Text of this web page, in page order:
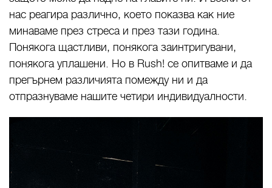
нас реагира различно, което показва как ние
минаваме през стреса и през тази година.
Понякога щастливи, понякога заинтригувани,
понякога уплашени. Но в Rush! се опитваме и да
прегърнем различията помежду ни и да
отпразнуваме нашите четири индивидуалности.